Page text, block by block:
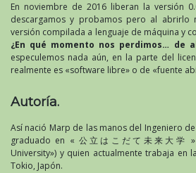
En noviembre de 2016 liberan la versión
descargamos y probamos pero al abrirlo
versión compilada a lenguaje de máquina y
¿En qué momento nos perdimos… de
especulemos nada aún, en la parte del
realmente es «software libre» o de «fuente
Autoría.
Así nació Marp de las manos del Ingeniero
graduado en « 公立はこだて未来大学 »
University») y quien actualmente trabaja en
Tokio, Japón.